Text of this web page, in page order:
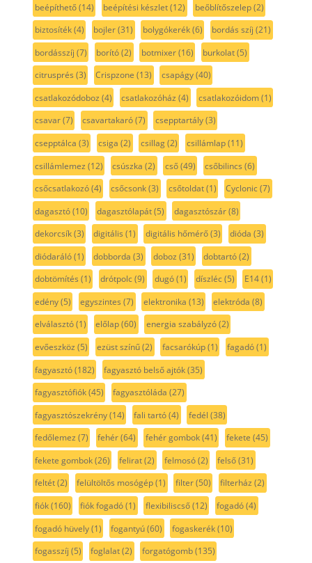
beépíthető(14) beépítési készlet(12) beőblítőszelep(2)
biztosíték(4) bojler(31) bolygókerék(6) bordás szíj (21)
bordásszíj (7) borító(2) botmixer(16) burkolat(5)
citrusprés (3) Crispzone (13) csapágy(40)
csatlakozódoboz (4) csatlakozóház (4) csatlakozóidom(1)
csavar(7) csavartakaró(7) csepptartály(3)
csepptálca (3) csiga (2) csillag(2) csillámlap(11)
csillámlemez (12) csúszka (2) cső(49) csőbilincs (6)
csőcsatlakozó(4) csőcsonk(3) csőtoldat(1) Cyclonic(7)
dagasztó(10) dagasztólapát(5) dagasztószár(8)
dekorcsík(3) digitális (1) digitális hőmérő(3) dióda (3)
diódaráló(1) dobborda (3) doboz (31) dobtartó(2)
dobtömítés (1) drótpolc(9) dugó(1) díszléc(5) E14(1)
edény(5) egyszintes (7) elektronika (13) elektróda (8)
elválasztó(1) előlap(60) energia szabályzó(2)
evőeszköz (5) ezüst színű(2) facsarókúp(1) fagadó(1)
fagyasztó(182) fagyasztó belső ajtók(35)
fagyasztófiók(45) fagyasztóláda (27)
fagyasztószekrény(14) fali tartó(4) fedél (38)
fedőlemez (7) fehér(64) fehér gombok(41) fekete (45)
fekete gombok(26) felirat(2) felmosó(2) felső(31)
feltét(2) felültöltős mosógép(1) filter(50) filterház (2)
fiók(160) fiók fogadó(1) flexibiliscső(12) fogadó(4)
fogadó hüvely(1) fogantyú(60) fogaskerék(10)
fogasszíj (5) foglalat(2) forgatógomb(135)